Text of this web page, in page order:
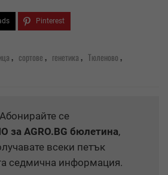
Pinterest
, сортове, генетика, Тюленово,
Абонирайте се
за AGRO.BG бюлетина,
всеки петък
седмична информация.